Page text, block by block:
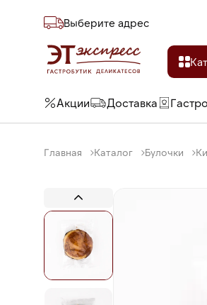
Выберите адреc
Акции Доставка
Главная Каталог Булочки